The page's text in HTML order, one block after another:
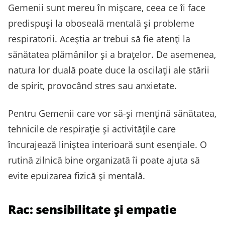
Gemenii sunt mereu în mișcare, ceea ce îi face
predispuși la oboseală mentală și probleme
respiratorii. Aceștia ar trebui să fie atenți la
sănătatea plămânilor și a brațelor. De asemenea,
natura lor duală poate duce la oscilații ale stării
de spirit, provocând stres sau anxietate.
Pentru Gemenii care vor să-și mențină sănătatea,
tehnicile de respirație și activitățile care
încurajează liniștea interioară sunt esențiale. O
rutină zilnică bine organizată îi poate ajuta să
evite epuizarea fizică și mentală.
Rac: sensibilitate și empatie